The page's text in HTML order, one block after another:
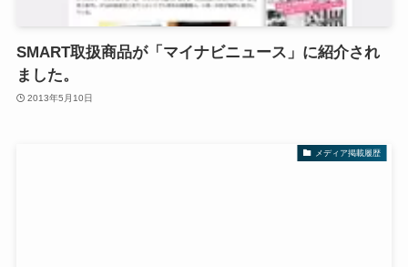
SMART取扱商品が「マイナビニュース」に紹介され
ました。
2013年5月10日
メディア掲載履歴